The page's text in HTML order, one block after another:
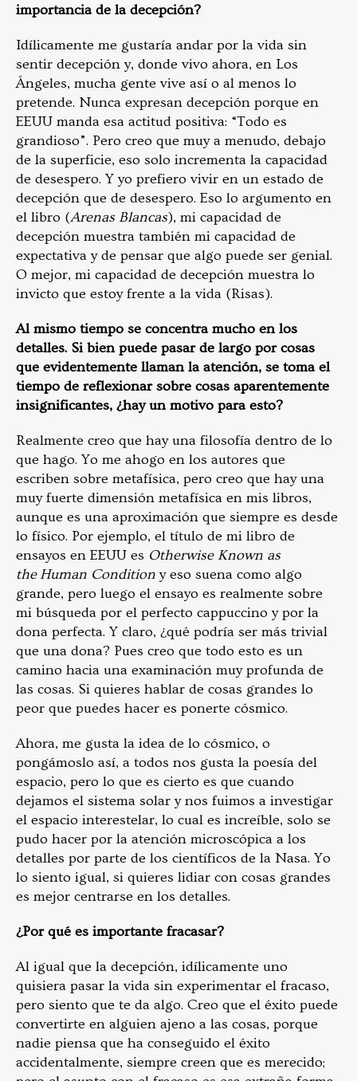
importancia de la decepción?
Idílicamente me gustaría andar por la vida sin
sentir decepción y, donde vivo ahora, en Los
Ángeles, mucha gente vive así o al menos lo
pretende. Nunca expresan decepción porque en
EEUU manda esa actitud positiva: “Todo es
grandioso”. Pero creo que muy a menudo, debajo
de la superficie, eso solo incrementa la capacidad
de desespero. Y yo prefiero vivir en un estado de
decepción que de desespero. Eso lo argumento en
el libro (Arenas Blancas), mi capacidad de
decepción muestra también mi capacidad de
expectativa y de pensar que algo puede ser genial.
O mejor, mi capacidad de decepción muestra lo
invicto que estoy frente a la vida (Risas).
Al mismo tiempo se concentra mucho en los
detalles. Si bien puede pasar de largo por cosas
que evidentemente llaman la atención, se toma el
tiempo de reflexionar sobre cosas aparentemente
insignificantes, ¿hay un motivo para esto?
Realmente creo que hay una filosofía dentro de lo
que hago. Yo me ahogo en los autores que
escriben sobre metafísica, pero creo que hay una
muy fuerte dimensión metafísica en mis libros,
aunque es una aproximación que siempre es desde
lo físico. Por ejemplo, el título de mi libro de
ensayos en EEUU es Otherwise Known as
theHuman Conditiony eso suena como algo
grande, pero luego el ensayo es realmente sobre
mi búsqueda por el perfecto cappuccino y por la
dona perfecta. Y claro, ¿qué podría ser más trivial
que una dona? Pues creo que todo esto es un
camino hacia una examinación muy profunda de
las cosas. Si quieres hablar de cosas grandes lo
peor que puedes hacer es ponerte cósmico.
Ahora, me gusta la idea de lo cósmico, o
pongámoslo así, a todos nos gusta la poesía del
espacio, pero lo que es cierto es que cuando
dejamos el sistema solar y nos fuimos a investigar
el espacio interestelar, lo cual es increíble, solo se
pudo hacer por la atención microscópica a los
detalles por parte de los científicos de la Nasa. Yo
lo siento igual, si quieres lidiar con cosas grandes
es mejor centrarse en los detalles.
¿Por qué es importante fracasar?
Al igual que la decepción, idílicamente uno
quisiera pasar la vida sin experimentar el fracaso,
pero siento que te da algo. Creo que el éxito puede
convertirte en alguien ajeno a las cosas, porque
nadie piensa que ha conseguido el éxito
accidentalmente, siempre creen que es merecido;